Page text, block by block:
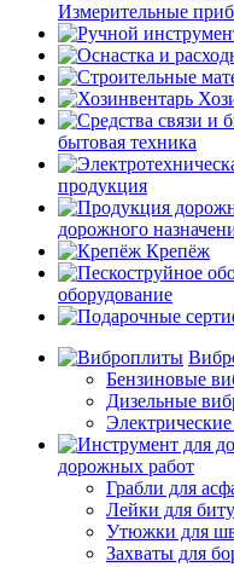
Измерительные
бытовая техника
продукция
дорожного
Крепёж
оборудование
Бензиновые
Дизельные
дорожных работ
Грабли для
Лейки для
Утюжки для
Захваты для